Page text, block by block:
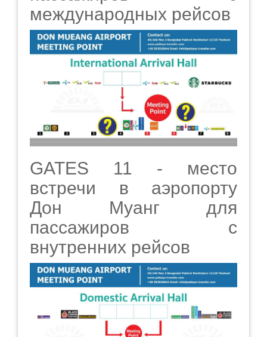
международных рейсов
GATES 11 - место
встречи в аэропорту
Дон Муанг для
пассажиров с
внутренних рейсов